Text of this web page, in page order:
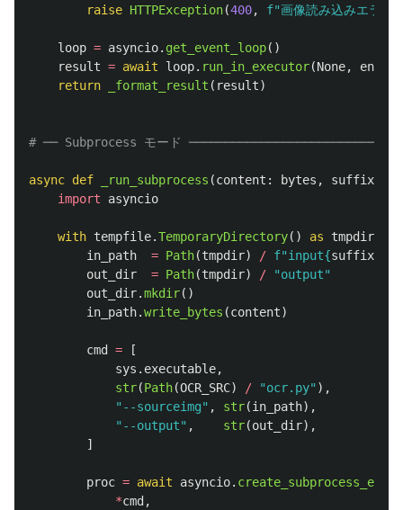
raise HTTPException(400, f"画像読み込みエラ
loop = asyncio. get_event_loop()
result = await loop. run_in_executor(None,
engine
return
_format_result ( result)
async def _run_subprocess (content : bytes , suffix
import
asyncio
with tempfile.TemporaryDirectory() as tmpdir
in_path
= Path(tmpdir) / f"input{suffix
out_dir
= Path(tmpdir) / "output"
out_dir.mkdir()
in_path.write_bytes (content)
cmd =
[
sys . executable,
str(Path(OCR_SRC) / "ocr.py" ),
" --sourceimg" , str(in_path),
" --output" , str(out_dir),
]
proc = await asyncio. create_subprocess_exec
*cmd ,